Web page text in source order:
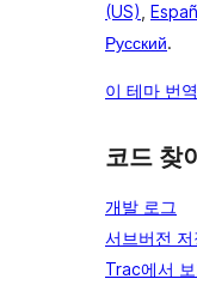
(US),
Русский.
이 테마 번
코드 찾
개발 로그
서브버전 저
Trac에서 보